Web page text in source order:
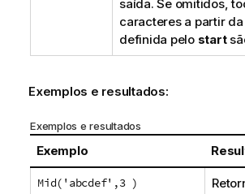
saída. Se omitidos,
caracteres a partir
definida pelo start
Exemplos e resultados:
Exemplos e resultados
Exemplo
Mid('abcdef',3 )